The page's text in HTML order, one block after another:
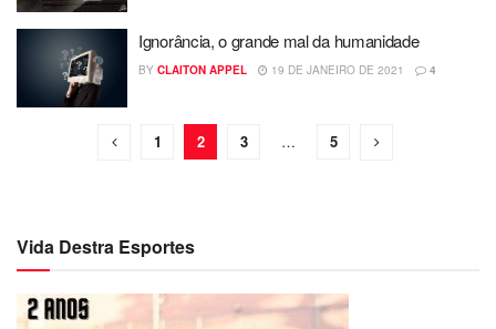
Ignorância, o grande mal da humanidade
BY CLAITON APPEL 19 DE JANEIRO DE 2021 4
1 2 3 … 5
Vida Destra Esportes